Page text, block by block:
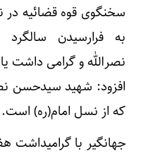
سخنگوی قوه قضائیه در
به فرارسیدن
نصرالله و گرامی داشت
افزود: شهید سیدحسن
که از نسل امام(ره) است.
جهانگیر با